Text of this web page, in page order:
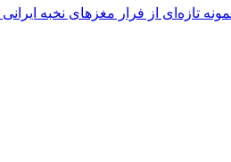
تازه‌ای از فرار مغزهای نخبه ایرانی